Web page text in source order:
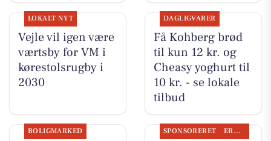
LOKALT NYT
Vejle vil igen være
værtsby for VM i
kørestolsrugby i
2030
DAGLIGVARER
Få Kohberg brød
til kun 12 kr. og
Cheasy yoghurt til
10 kr. - se lokale
tilbud
BOLIGMARKED SPONSORERET ERHVERV